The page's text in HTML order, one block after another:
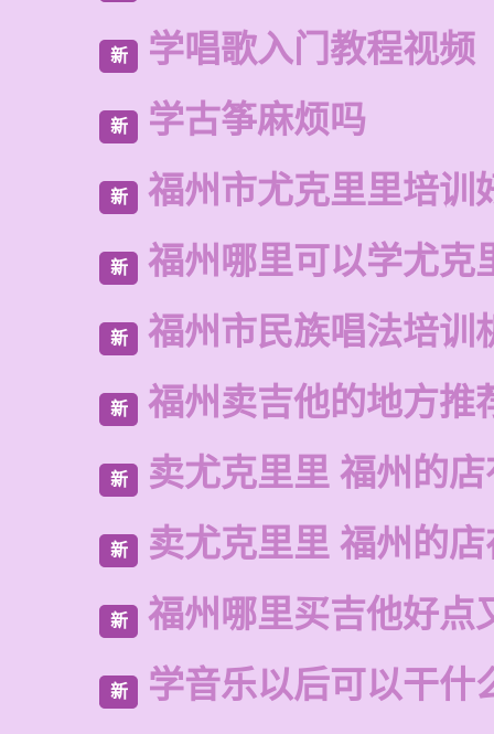
新 学唱歌入门教程视频
新 学古筝麻烦吗
新 福州市尤克里里培训
新 福州哪里可以学尤克
新 福州市民族唱法培训
新 福州卖吉他的地方推
新 卖尤克里里 福州的
新 卖尤克里里 福州的
新 福州哪里买吉他好点
新 学音乐以后可以干什